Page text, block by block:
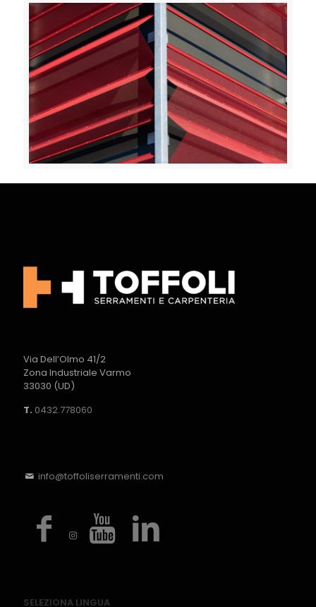
Via Dell’Olmo 41/2
Zona Industriale Varmo
33030 (UD)
T. 0432.778060
info@toffoliserramenti.com
SELEZIONA LINGUA